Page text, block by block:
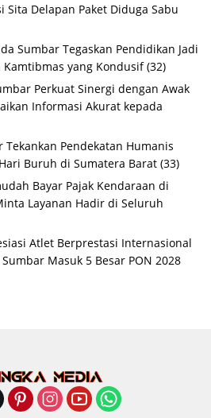
Sita Delapan Paket Diduga Sabu
Sumbar Tegaskan Pendidikan Jadi
yang Kondusif (32)
Perkuat Sinergi dengan Awak
Informasi Akurat kepada
Tekankan Pendekatan Humanis
Buruh di Sumatera Barat (33)
Bayar Pajak Kendaraan di
Layanan Hadir di Seluruh
Atlet Berprestasi Internasional
Masuk 5 Besar PON 2028